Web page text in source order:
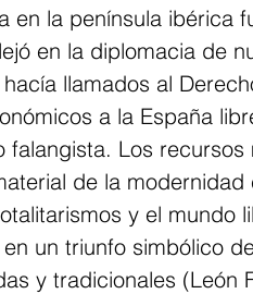
en la península ibérica
en la diplomacia de
llamados al
a la España
Los recursos
de la modernidad
y el mundo
un triunfo simbólico
y tradicionales (León